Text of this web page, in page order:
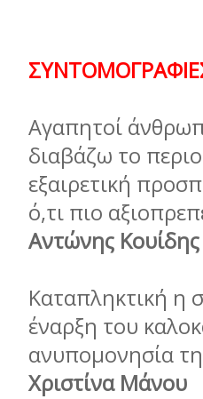
Αγαπητοί
διαβάζω το
εξαιρετική
ό,τι πιο
Αντώνης Κουίδης
Καταπληκτική η
έναρξη του
ανυποµονησία
Χριστίνα Μάνου